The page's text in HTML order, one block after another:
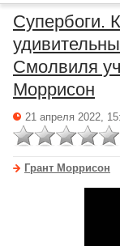
Супербоги.
Смолвиля
Моррисон
21 апреля 2022,
Грант Моррисон